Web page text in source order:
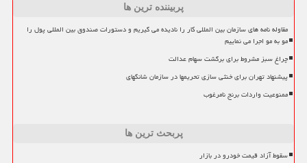
پربیننده ترین ها
مقاوله نامه های سازمان بین المللی کار را نادیده می گیریم و دستورات صندوق بین المللی پول را
مو به مو اجرا می نماییم
چراغ سبز مشروط برای برگشت سهام عدالت
پیشنهاد تهران برای خنثی سازی تحریمها در سازمان شانگهای
ممنوعیت واردات برنج نامرغوب
پربحث ترین ها
سقوط آزاد قیمت خودرو در بازار